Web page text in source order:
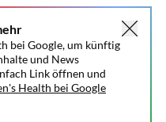
bei Google, um künftig
und News
Link öffnen und
Health bei Google